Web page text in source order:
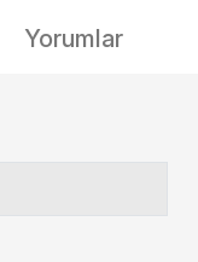
Yorumlar